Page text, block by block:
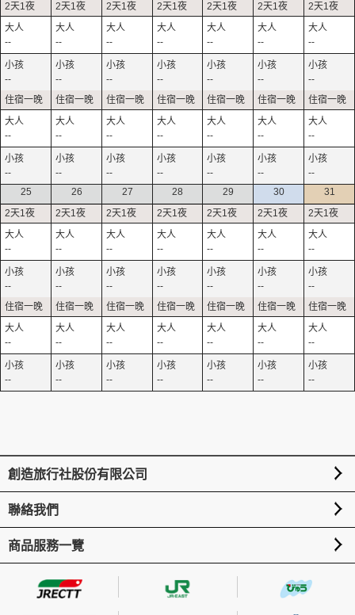
--
--
--
--
--
--
--
--
--
--
--
--
--
--
--
--
--
--
--
--
--
--
--
--
--
--
--
--
25
--
--
--
--
26
--
--
--
--
27
--
--
--
--
28
--
--
--
--
29
--
--
--
--
30
--
--
--
--
31
--
--
--
--
創造旅行社股份有限公司
聯絡我們
商品服務一覽